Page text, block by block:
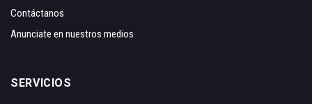
Contáctanos
Anunciate en nuestros medios
SERVICIOS